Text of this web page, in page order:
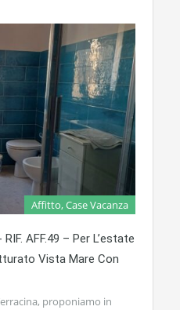
Affitto, Case Vacanza
AFF.49 – Per L’estate
Vista Mare Con
proponiamo in